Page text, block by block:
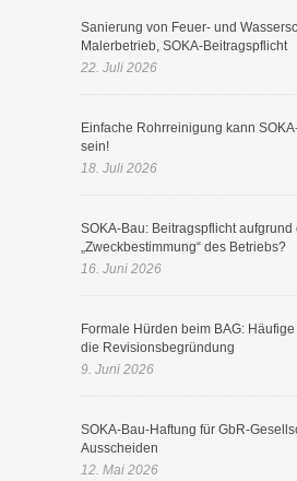
Sanierung von Feuer- und
Malerbetrieb, SOKA-Beitragspflicht
22. Juli 2026
Einfache Rohrreinigung kann
sein!
18. Juli 2026
SOKA-Bau: Beitragspflicht aufgrund
„Zweckbestimmung“ des Betriebs?
16. Juni 2026
Formale Hürden beim BAG:
die Revisionsbegründung
9. Juni 2026
SOKA-Bau-Haftung für GbR-
Ausscheiden
12. Mai 2026